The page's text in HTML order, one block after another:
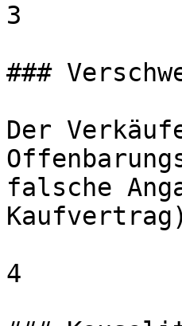
3
###
Der
falsche
4